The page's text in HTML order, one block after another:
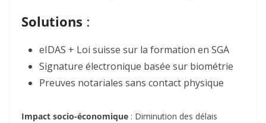
Solutions :
eIDAS + Loi suisse sur la formation en SGA
Signature électronique basée sur biométrie
Preuves notariales sans contact physique
Impact socio-économique : Diminution des délais